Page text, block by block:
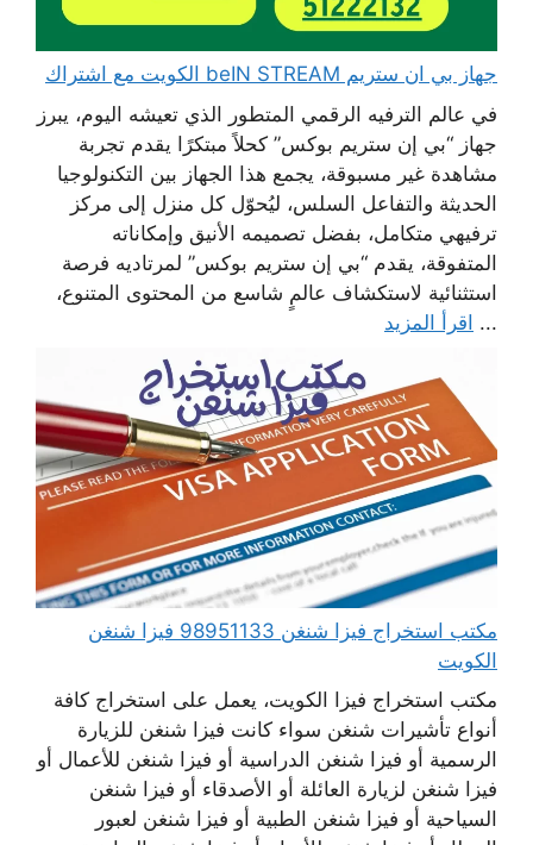
جهاز بي ان ستريم beIN STREAM الكويت مع اشتراك
في عالم الترفيه الرقمي المتطور الذي تعيشه اليوم، يبرز
جهاز “بي إن ستريم بوكس” كحلاً مبتكرًا يقدم تجربة
مشاهدة غير مسبوقة، يجمع هذا الجهاز بين التكنولوجيا
الحديثة والتفاعل السلس، ليُحوّل كل منزل إلى مركز
ترفيهي متكامل، بفضل تصميمه الأنيق وإمكاناته
المتفوقة، يقدم “بي إن ستريم بوكس” لمرتاديه فرصة
استثنائية لاستكشاف عالمٍ شاسع من المحتوى المتنوع،
... اقرأ المزيد
مكتب استخراج فيزا شنغن 98951133 فيزا شنغن
الكويت
مكتب استخراج فيزا الكويت، يعمل على استخراج كافة
أنواع تأشيرات شنغن سواء كانت فيزا شنغن للزيارة
الرسمية أو فيزا شنغن الدراسية أو فيزا شنغن للأعمال أو
فيزا شنغن لزيارة العائلة أو الأصدقاء أو فيزا شنغن
السياحية أو فيزا شنغن الطبية أو فيزا شنغن لعبور